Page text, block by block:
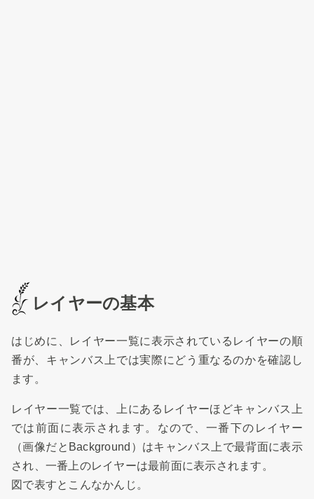
レイヤーの基本
はじめに、レイヤー一覧に表示されているレイヤーの順
番が、キャンバス上では実際にどう重なるのかを確認し
ます。
レイヤー一覧では、上にあるレイヤーほどキャンバス上
では前面に表示されます。なので、一番下のレイヤー
（画像だとBackground）はキャンバス上で最背面に表示
され、一番上のレイヤーは最前面に表示されます。
図で表すとこんなかんじ。